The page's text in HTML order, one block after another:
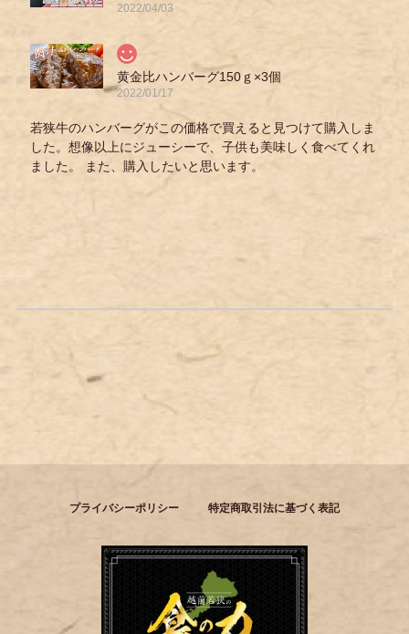
2022/04/03
黄金比ハンバーグ150ｇ×3個
2022/01/17
若狭牛のハンバーグがこの価格で買えると見つけて購入しま
した。想像以上にジューシーで、子供も美味しく食べてくれ
ました。 また、購入したいと思います。
プライバシーポリシー 特定商取引法に基づく表記